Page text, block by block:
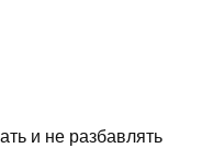
и не разбавлять